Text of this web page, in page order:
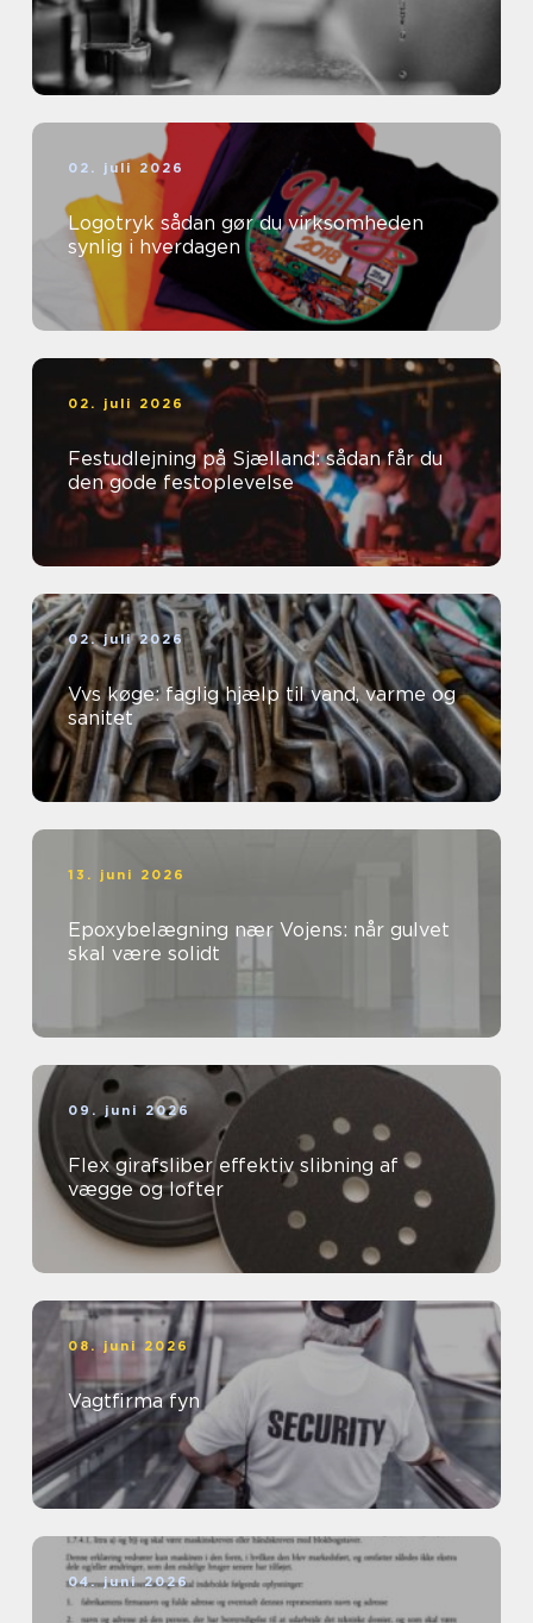
02. juli 2026
Logotryk sådan gør du virksomheden
synlig i hverdagen
02. juli 2026
Festudlejning på Sjælland: sådan får du
den gode festoplevelse
02. juli 2026
Vvs køge: faglig hjælp til vand, varme og
sanitet
13. juni 2026
Epoxybelægning nær Vojens: når gulvet
skal være solidt
09. juni 2026
Flex girafsliber effektiv slibning af
vægge og lofter
08. juni 2026
Vagtfirma fyn
04. juni 2026